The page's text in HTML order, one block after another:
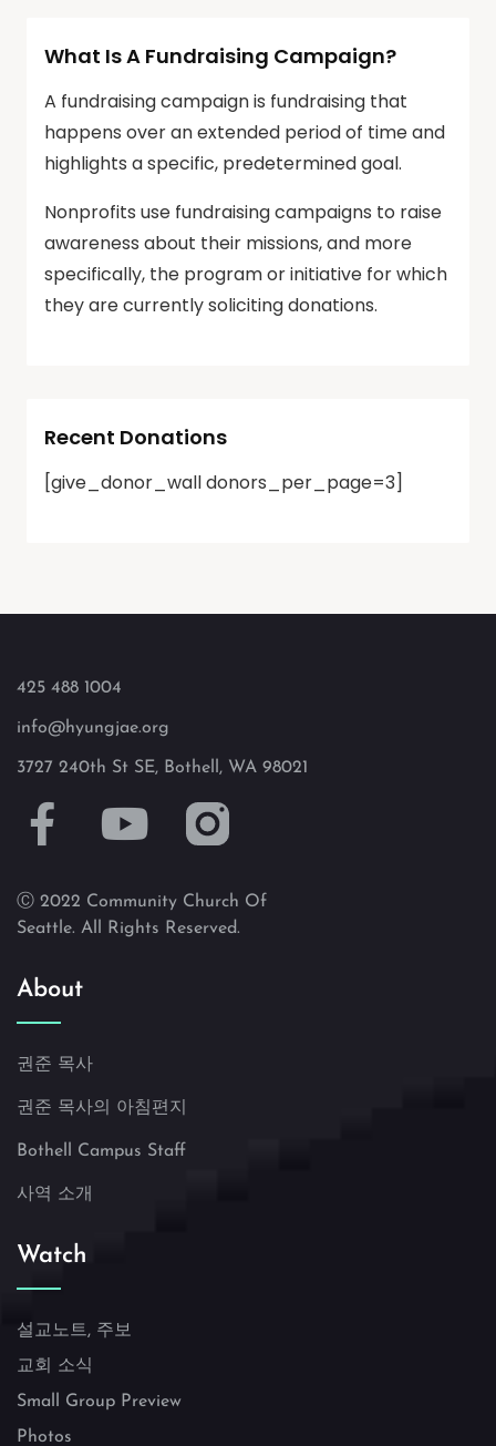
What Is A Fundraising Campaign?
A fundraising campaign is fundraising that
happens over an extended period of time and
highlights a specific, predetermined goal.
Nonprofits use fundraising campaigns to raise
awareness about their missions, and more
specifically, the program or initiative for which
they are currently soliciting donations.
Recent Donations
[give_donor_wall donors_per_page=3]
425 488 1004
info@hyungjae.org
3727 240th St SE, Bothell, WA 98021
Ⓒ 2022 Community Church Of
Seattle. All Rights Reserved.
About
권준 목사
권준 목사의 아침편지
Bothell Campus Staff
사역 소개
Watch
설교노트, 주보
교회 소식
Small Group Preview
Photos